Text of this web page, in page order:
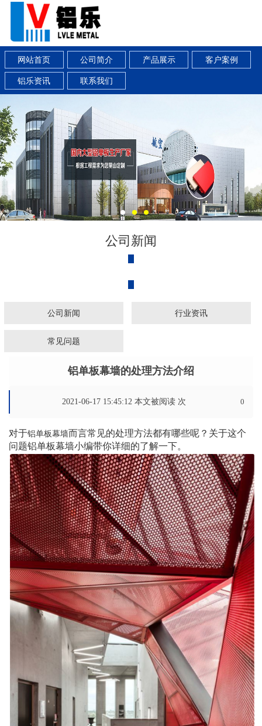
网站首页 公司简介 产品展示 客户案例
铝乐资讯 联系我们
1 3
公司新闻
公司新闻 行业资讯
常见问题
铝单板幕墙的处理方法介绍
2021-06-17 15:45:12 本文被阅读 0
次
对于铝单板幕墙而言常见的处理方法都有哪些呢？关于这个
问题铝单板幕墙小编带你详细的了解一下。